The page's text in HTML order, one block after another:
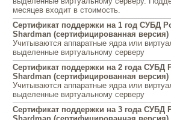
месяцев входит в стоимость.
Сертификат поддержки на 1 год СУБД
Shardman (сертифицированная версия)
Учитываются аппаратные ядра или
выделенные виртуальному серверу
Сертификат поддержки на 2 года СУБД
Shardman (сертифицированная версия)
Учитываются аппаратные ядра или
выделенные виртуальному серверу
Сертификат поддержки на 3 года СУБД